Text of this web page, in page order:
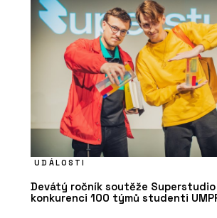
UDÁLOSTI
Devátý ročník soutěže
konkurenci 100 týmů studenti